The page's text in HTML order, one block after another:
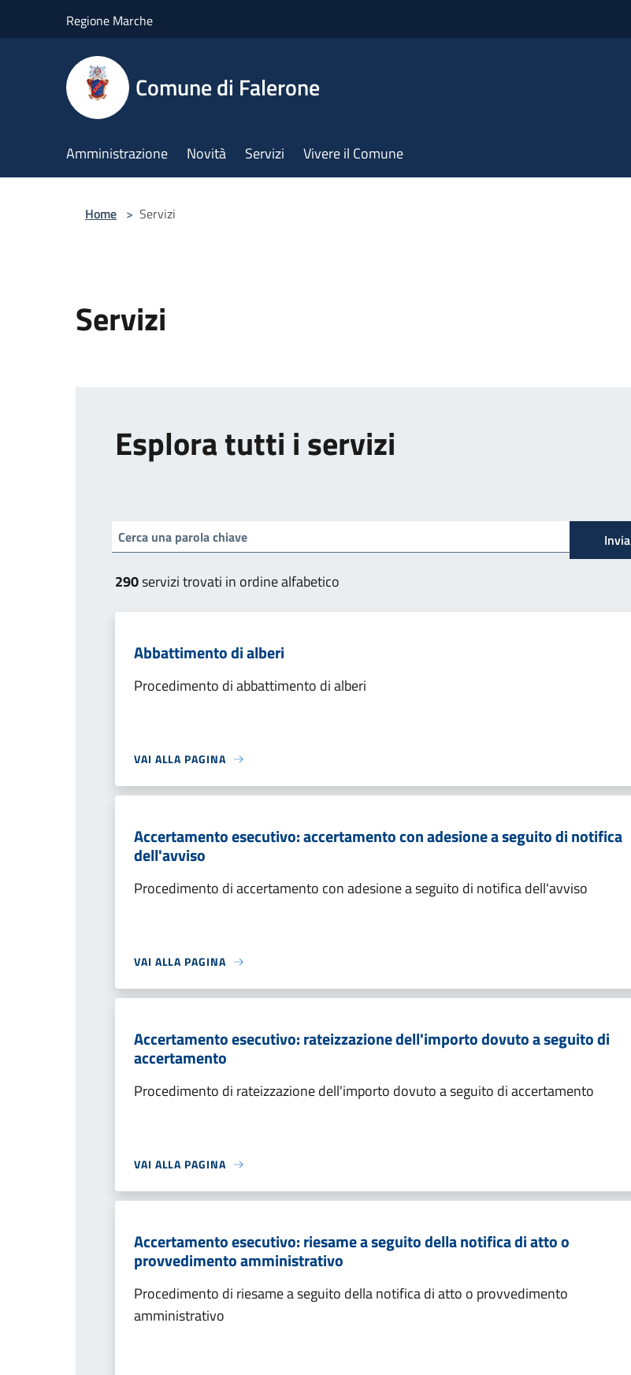
Regione Marche
Comune di Falerone
Amministrazione Novità Servizi Vivere il Comune
Home > Servizi
Servizi
Esplora tutti i servizi
Invia
290servizi trovati in ordine alfabetico
Abbattimento di alberi
Procedimento di abbattimento di alberi
VAI ALLA PAGINA
Accertamento esecutivo: accertamento con adesione a seguito di notifica
dell'avviso
Procedimento di accertamento con adesione a seguito di notifica dell'avviso
VAI ALLA PAGINA
Accertamento esecutivo: rateizzazione dell'importo dovuto a seguito di
accertamento
Procedimento di rateizzazione dell'importo dovuto a seguito di accertamento
VAI ALLA PAGINA
Accertamento esecutivo: riesame a seguito della notifica di atto o
provvedimento amministrativo
Procedimento di riesame a seguito della notifica di atto o provvedimento
amministrativo